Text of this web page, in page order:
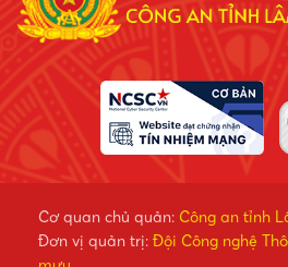
Cơ quan chủ quản: Công an tỉnh
Đơn vị quản trị: Đội Công nghệ